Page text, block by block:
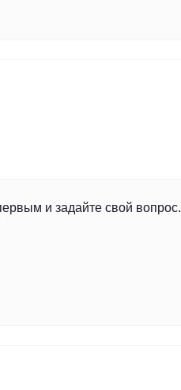
и задайте свой вопрос.